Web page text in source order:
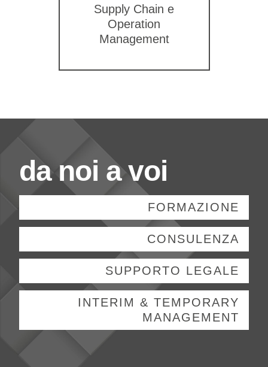
Supply Chain e
Operation
Management
da noi a voi
FORMAZIONE
CONSULENZA
SUPPORTO LEGALE
INTERIM & TEMPORARY
MANAGEMENT